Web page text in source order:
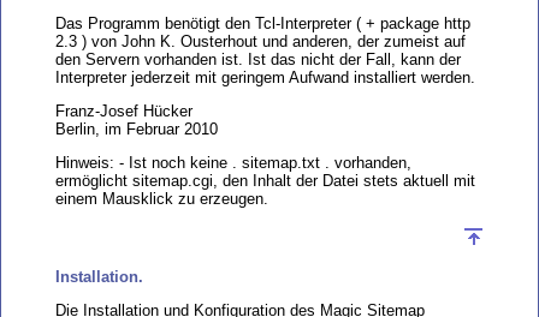
Das Programm benötigt den Tcl-Interpreter ( + package http
2.3 ) von John K. Ousterhout und anderen, der zumeist auf
den Servern vorhanden ist. Ist das nicht der Fall, kann der
Interpreter jederzeit mit geringem Aufwand installiert werden.
Franz-Josef Hücker
Berlin, im Februar 2010
Hinweis: - Ist noch keine . sitemap.txt . vorhanden,
ermöglicht sitemap.cgi, den Inhalt der Datei stets aktuell mit
einem Mausklick zu erzeugen.
Installation.
Die Installation und Konfiguration des Magic Sitemap